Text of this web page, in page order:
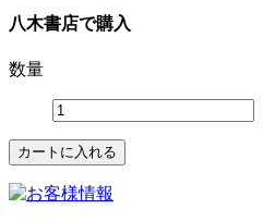
八木書店で購入
数量